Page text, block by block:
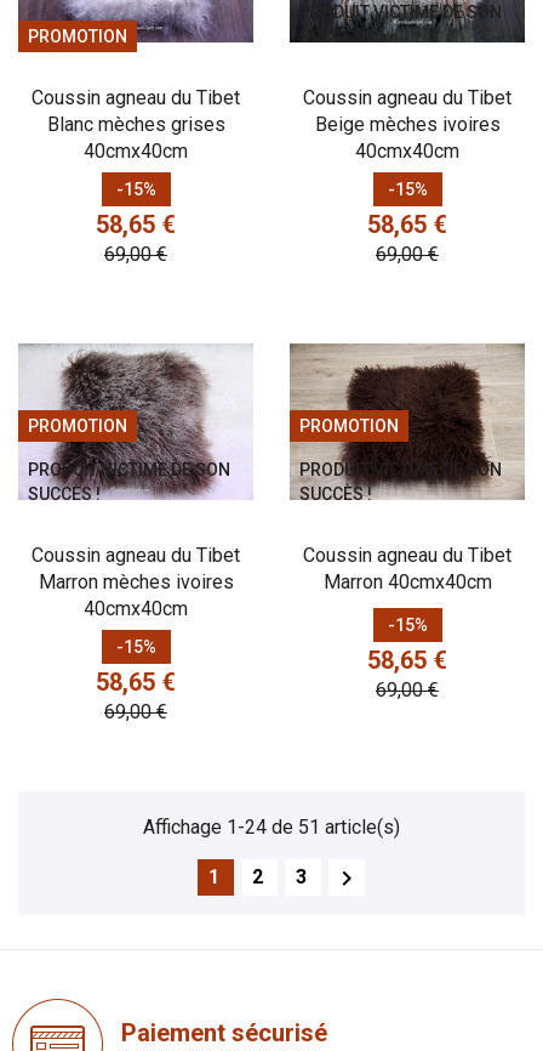
PROMOTION
Coussin agneau du Tibet
Blanc mèches grises
40cmx40cm
-15%
Prix
58,65 €
Prix de base
69,00 €
PRODUIT VICTIME DE SON
SUCCÈS !
Coussin agneau du Tibet
Beige mèches ivoires
40cmx40cm
-15%
Prix
58,65 €
Prix de base
69,00 €
PROMOTION
PRODUIT VICTIME DE SON
SUCCÈS !
Coussin agneau du Tibet
Marron mèches ivoires
40cmx40cm
-15%
Prix
58,65 €
Prix de base
69,00 €
PROMOTION
PRODUIT VICTIME DE SON
SUCCÈS !
Coussin agneau du Tibet
Marron 40cmx40cm
-15%
Prix
58,65 €
Prix de base
69,00 €
Affichage 1-24 de 51 article(s)
1 2 3 
Paiement sécurisé